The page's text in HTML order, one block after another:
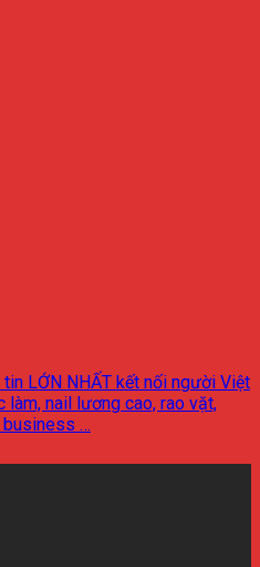
LỚN NHẤT kết nối người Việt
làm, nail lương cao, rao vặt,
business …